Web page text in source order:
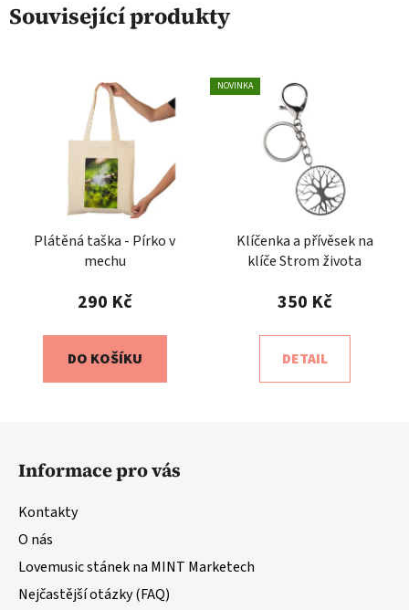
Související produkty
Plátěná taška - Pírko v
mechu
290 Kč
DO KOŠÍKU
NOVINKA
Klíčenka a přívěsek na
klíče Strom života
350 Kč
DETAIL
Informace pro vás
Kontakty
O nás
Lovemusic stánek na MINT Marketech
Nejčastější otázky (FAQ)